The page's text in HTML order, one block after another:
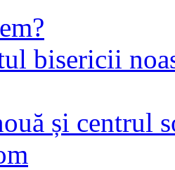
bisericii
și centrul